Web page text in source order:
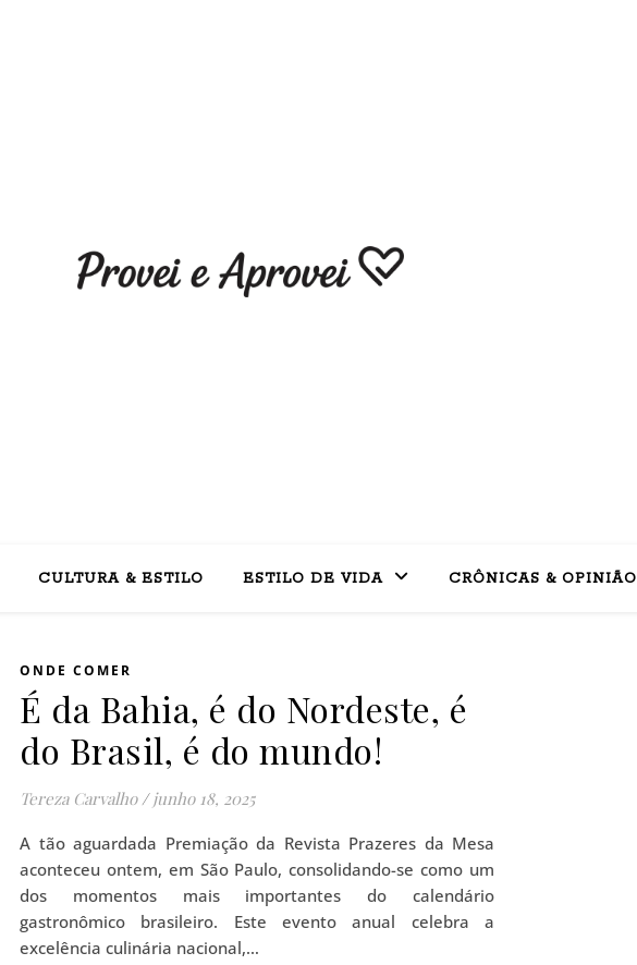
CULTURA & ESTILO ESTILO DE VIDA CRÔNICAS & OPINIÃO
ONDE COMER
É da Bahia, é do Nordeste, é
do Brasil, é do mundo!
Tereza Carvalho / junho 18, 2025
A tão aguardada Premiação da Revista Prazeres da Mesa
aconteceu ontem, em São Paulo, consolidando-se como um
dos momentos mais importantes do calendário
gastronômico brasileiro. Este evento anual celebra a
excelência culinária nacional,…